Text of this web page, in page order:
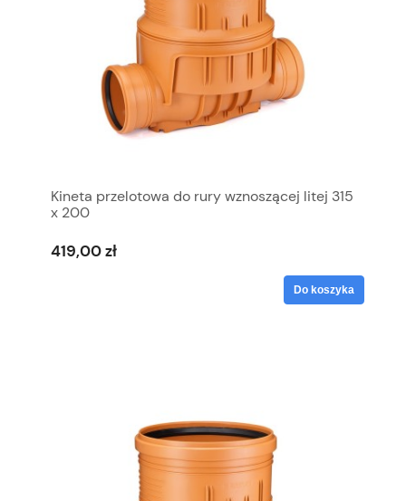
Kineta przelotowa do rury wznoszącej litej 315
x 200
419,00 zł
Do koszyka